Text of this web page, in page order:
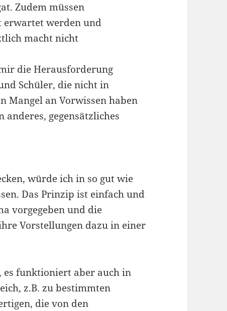
Zudem müssen
erwartet werden und
macht nicht
die Herausforderung
Schüler, die nicht in
Mangel an Vorwissen haben
gegensätzliches
würde ich in so gut wie
Das Prinzip ist einfach und
vorgegeben und die
Vorstellungen dazu in einer
es funktioniert aber auch in
z.B. zu bestimmten
die von den